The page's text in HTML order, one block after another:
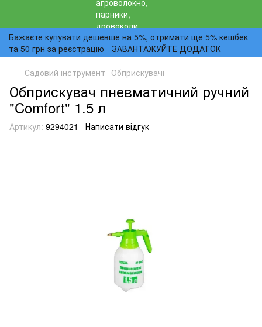
Бажаєте купувати дешевше на 5%, отримати ще 5% кешбек
та 50 грн за реєстрацію - ЗАВАНТАЖУЙТЕ ДОДАТОК
Садовий інструмент Обприскувачі
Обприскувач пневматичний ручний
"Comfort" 1.5 л
Артикул: 9294021 Написати відгук